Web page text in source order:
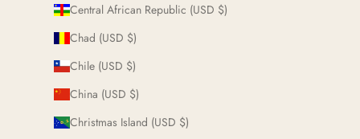
Central African Republic (USD $)
Chad (USD $)
Chile (USD $)
China (USD $)
Christmas Island (USD $)